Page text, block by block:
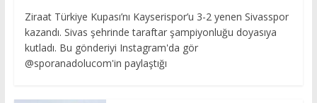
Ziraat Türkiye Kupası’nı Kayserispor’u 3-2 yenen Sivasspor
kazandı. Sivas şehrinde taraftar şampiyonluğu doyasıya
kutladı. Bu gönderiyi Instagram'da gör
@sporanadolucom'in paylaştığı